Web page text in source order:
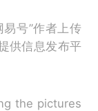
号”作者上传
供信息发布平
the pictures